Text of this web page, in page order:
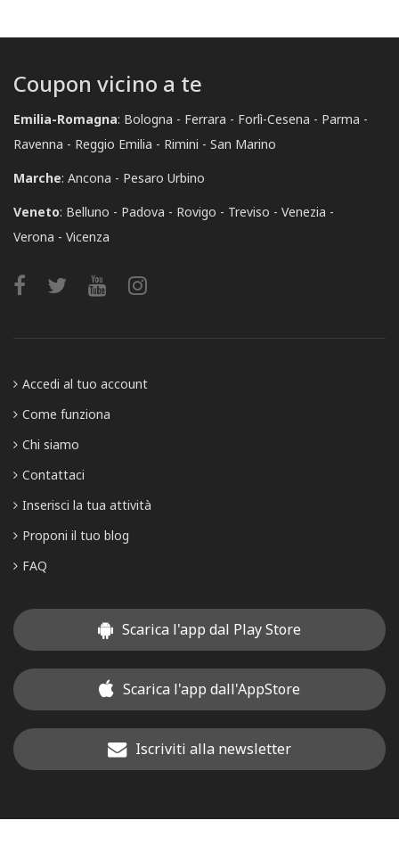
Coupon vicino a te
Emilia-Romagna: Bologna Ferrara Forlì-Cesena
Parma
Ravenna
Reggio Emilia Rimini
San Marino
Marche: Ancona
Pesaro Urbino
Veneto: Belluno Padova Rovigo Treviso
Venezia
Verona
Vicenza
Accedi al tuo account
Come funziona
Chi siamo
Contattaci
Inserisci la tua attività
Proponi il tuo blog
FAQ
Scarica l'app dal Play Store
Scarica l'app dall'AppStore
Iscriviti alla newsletter